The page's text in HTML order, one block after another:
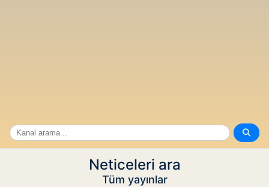
Neticeleri ara
Tüm yayınlar